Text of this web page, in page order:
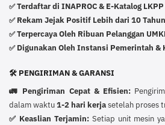
✅Terdaftar di INAPROC & E-Katalog
✅ Rekam Jejak Positif Lebih dari 10 Tahun
✅Terpercaya Oleh Ribuan Pelanggan
✅ Digunakan Oleh Instansi Pemerintah &
🛠️ PENGIRIMAN & GARANSI
🚛 Pengiriman Cepat & Efisien:
dalam waktu1-2 hari kerjasetelah proses
✅ Keaslian Terjamin: Setiap unit mesin